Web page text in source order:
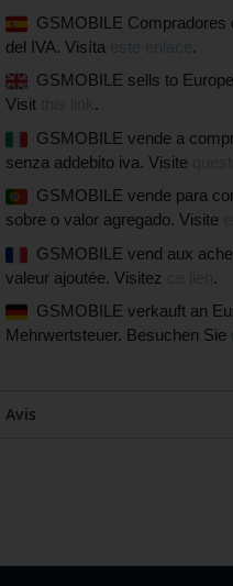
GSMOBILE Compradores
del IVA. Visíta
.
GSMOBILE sells to
Visit
.
GSMOBILE vende a
senza addebito iva. Visite
GSMOBILE vende para
sobre o valor agregado. Visite
GSMOBILE vend aux
valeur ajoutée. Visitez
.
GSMOBILE verkauft an
Mehrwertsteuer. Besuchen Sie
Avis